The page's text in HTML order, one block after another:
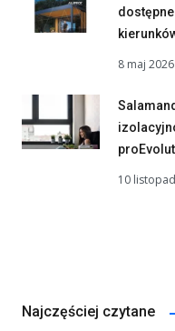
8 maj 2026
10
Najczęściej czytane